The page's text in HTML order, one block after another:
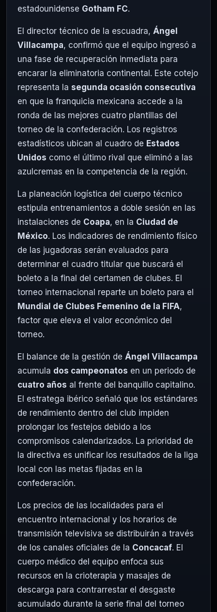
estadounidense Gotham FC.
El director técnico de la escuadra, Ángel
Villacampa, confirmó que el equipo ingresó a
una fase de recuperación inmediata para
encarar la eliminatoria continental. Este cotejo
representa la segunda ocasión consecutiva
en que la franquicia mexicana accede a la
ronda de las mejores cuatro plantillas del
torneo de la confederación. Los registros
estadísticos ubican al cuadro de Estados
Unidos como el último rival que eliminó a las
azulcremas en la competencia de la región.
La planeación logística del cuerpo técnico
estipula entrenamientos a doble sesión en las
instalaciones de Coapa, en la Ciudad de
México. Los indicadores de rendimiento físico
de las jugadoras serán evaluados para
determinar el cuadro titular que buscará el
boleto a la final del certamen de clubes. El
torneo internacional reparte un boleto para el
Mundial de Clubes Femenino de la FIFA,
factor que eleva el valor económico del
torneo.
El balance de la gestión de Ángel Villacampa
acumula dos campeonatos en un periodo de
cuatro años al frente del banquillo capitalino.
El estratega ibérico señaló que los estándares
de rendimiento dentro del club impiden
prolongar los festejos debido a los
compromisos calendarizados. La prioridad de
la directiva es unificar los resultados de la liga
local con las metas fijadas en la
confederación.
Los precios de las localidades para el
encuentro internacional y los horarios de
transmisión televisiva se distribuirán a través
de los canales oficiales de la Concacaf. El
cuerpo médico del equipo enfoca sus
recursos en la crioterapia y masajes de
descarga para contrarrestar el desgaste
acumulado durante la serie final del torneo